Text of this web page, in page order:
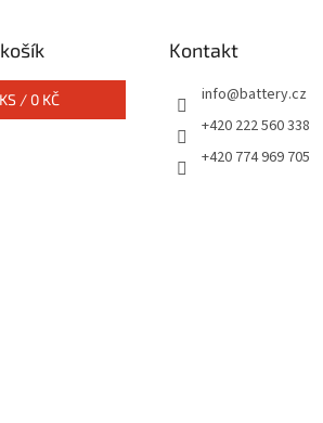
/ 0 KČ
Kontakt
info@battery.cz
+420 222 560 338
+420 774 969 705